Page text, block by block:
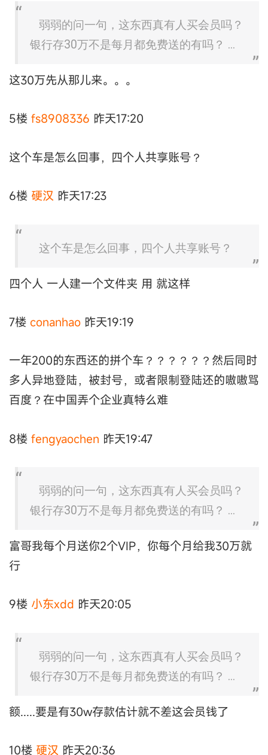
弱弱的问一句，这东西真有人买会员吗？
银行存30万不是每月都免费送的有吗？ ...
这30万先从那儿来。。。
5楼 fs8908336 昨天17:20
这个车是怎么回事，四个人共享账号？
6楼 硬汉 昨天17:23
这个车是怎么回事，四个人共享账号？
四个人 一人建一个文件夹 用 就这样
7楼 conanhao 昨天19:19
一年200的东西还的拼个车？？？？？？然后同时
多人异地登陆，被封号，或者限制登陆还的嗷嗷骂
百度？在中国弄个企业真特么难
8楼 fengyaochen 昨天19:47
弱弱的问一句，这东西真有人买会员吗？
银行存30万不是每月都免费送的有吗？ ...
富哥我每个月送你2个VIP，你每个月给我30万就
行
9楼 小东xdd 昨天20:05
弱弱的问一句，这东西真有人买会员吗？
银行存30万不是每月都免费送的有吗？ ...
额.....要是有30w存款估计就不差这会员钱了
10楼 硬汉 昨天20:36